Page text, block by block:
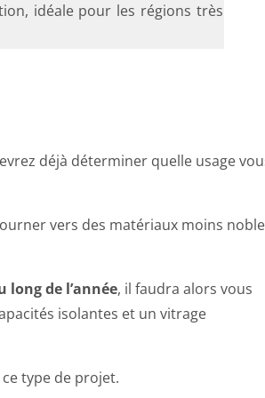
idéale pour les régions très
déjà déterminer quelle usage
vers des matériaux moins
de l’année, il faudra alors vous
isolantes et un vitrage
type de projet.